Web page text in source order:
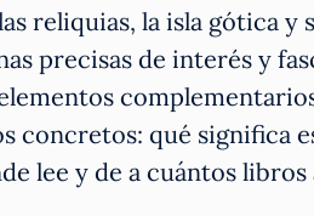
reliquias, la isla gótica y
precisas de interés y
concretos: qué significa
lee y de a cuántos libros